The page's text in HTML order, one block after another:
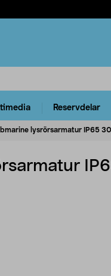
Reservdelar
lysrörsarmatur IP65